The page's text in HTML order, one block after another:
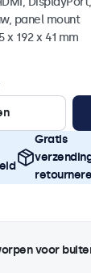
panel mount
x 192 x 41 mm
Gratis
voor